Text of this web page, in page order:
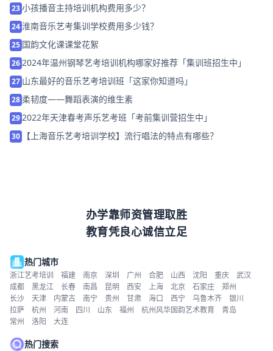
23小孩播音主持培训机构费用多少？
24淮南音乐艺考集训学校费用多少钱？
25 国韵文化课课堂花絮
26 2024年温州钢琴艺考培训机构哪家好推荐「集训班招生中」
27 山东最好的音乐艺考培训班「这家你知道吗」
28柔韧度——舞蹈表演的维生素
29 2022年天津春考声乐艺考班「考前集训营招生中」
30 【上海音乐艺考培训学校】流行唱法的特点有哪些？
办学靠师资管理取胜
教育凭良心诚信立足
热门城市
浙江艺考培训 福建 南京 深圳 广州 合肥 山西 沈阳 重庆
武汉
成都
黑龙江 长春 南昌 昆明 西安 上海 北京 石家庄
郑州
长沙
天津 内蒙古 南宁 贵州 甘肃 海口 西宁 乌鲁木齐
银川
拉萨
杭州 河南 四川 山东 福州 杭州风华国韵艺术教育
青岛
常州
洛阳 大连
热门搜索